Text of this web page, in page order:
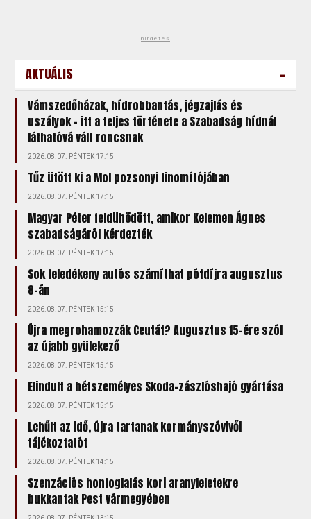
hirdetés
AKTUÁLIS -
Vámszedőházak, hídrobbantás, jégzajlás és
uszályok – itt a teljes története a Szabadság hídnál
láthatóvá vált roncsnak
2026.08.07. PÉNTEK 17:15
Tűz ütött ki a Mol pozsonyi finomítójában
2026.08.07. PÉNTEK 17:15
Magyar Péter feldühödött, amikor Kelemen Ágnes
szabadságáról kérdezték
2026.08.07. PÉNTEK 17:15
Sok feledékeny autós számíthat pótdíjra augusztus
8-án
2026.08.07. PÉNTEK 15:15
Újra megrohamozzák Ceutát? Augusztus 15-ére szól
az újabb gyülekező
2026.08.07. PÉNTEK 15:15
Elindult a hétszemélyes Skoda-zászlóshajó gyártása
2026.08.07. PÉNTEK 15:15
Lehűlt az idő, újra tartanak kormányszóvivői
tájékoztatót
2026.08.07. PÉNTEK 14:15
Szenzációs honfoglalás kori aranyleletekre
bukkantak Pest vármegyében